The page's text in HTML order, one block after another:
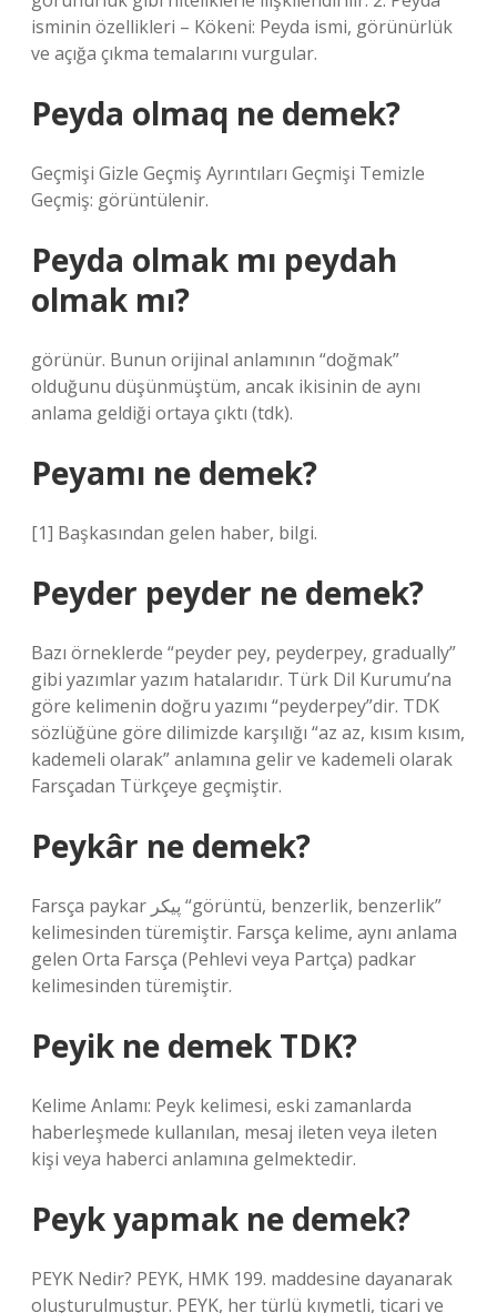
isminin özellikleri – Kökeni: Peyda ismi, görünürlük
ve açığa çıkma temalarını vurgular.
Peyda olmaq ne demek?
Geçmişi Gizle Geçmiş Ayrıntıları Geçmişi Temizle
Geçmiş: görüntülenir.
Peyda olmak mı peydah
olmak mı?
görünür. Bunun orijinal anlamının “doğmak”
olduğunu düşünmüştüm, ancak ikisinin de aynı
anlama geldiği ortaya çıktı (tdk).
Peyamı ne demek?
[1] Başkasından gelen haber, bilgi.
Peyder peyder ne demek?
Bazı örneklerde “peyder pey, peyderpey, gradually”
gibi yazımlar yazım hatalarıdır. Türk Dil Kurumu’na
göre kelimenin doğru yazımı “peyderpey”dir. TDK
sözlüğüne göre dilimizde karşılığı “az az, kısım kısım,
kademeli olarak” anlamına gelir ve kademeli olarak
Farsçadan Türkçeye geçmiştir.
Peykâr ne demek?
Farsça paykar پيكر “görüntü, benzerlik, benzerlik”
kelimesinden türemiştir. Farsça kelime, aynı anlama
gelen Orta Farsça (Pehlevi veya Partça) padkar
kelimesinden türemiştir.
Peyik ne demek TDK?
Kelime Anlamı: Peyk kelimesi, eski zamanlarda
haberleşmede kullanılan, mesaj ileten veya ileten
kişi veya haberci anlamına gelmektedir.
Peyk yapmak ne demek?
PEYK Nedir? PEYK, HMK 199. maddesine dayanarak
oluşturulmuştur. PEYK, her türlü kıymetli, ticari ve